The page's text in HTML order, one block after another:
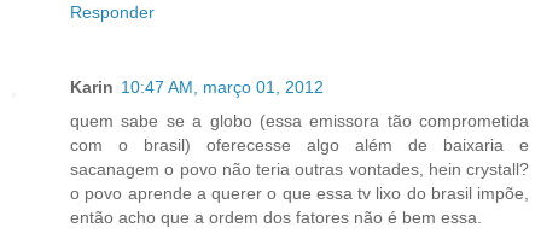
Responder
Karin 10:47 AM, março 01, 2012
quem sabe se a globo (essa emissora tão comprometida
com o brasil) oferecesse algo além de baixaria e
sacanagem o povo não teria outras vontades, hein crystall?
o povo aprende a querer o que essa tv lixo do brasil impõe,
então acho que a ordem dos fatores não é bem essa.